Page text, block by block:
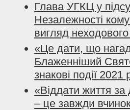
Глава УГКЦ у
Незалежності
вигляд
«Це дати, що
Блаженніший
знакові події 2021
«Віддати життя за
– це завжди